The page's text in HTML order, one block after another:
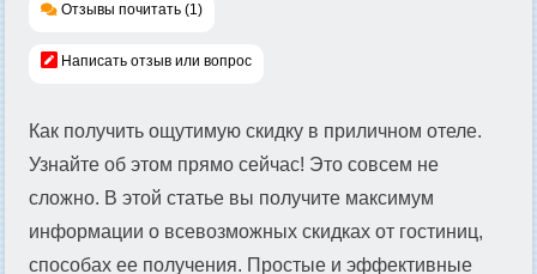
Отзывы почитать (1)
Написать отзыв или вопрос
Как получить ощутимую скидку в приличном отеле.
Узнайте об этом прямо сейчас! Это совсем не
сложно. В этой статье вы получите максимум
информации о всевозможных скидках от гостиниц,
способах ее получения. Простые и эффективные